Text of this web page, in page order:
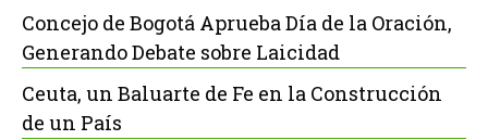
Concejo de Bogotá Aprueba Día de la Oración,
Generando Debate sobre Laicidad
Ceuta, un Baluarte de Fe en la Construcción
de un País